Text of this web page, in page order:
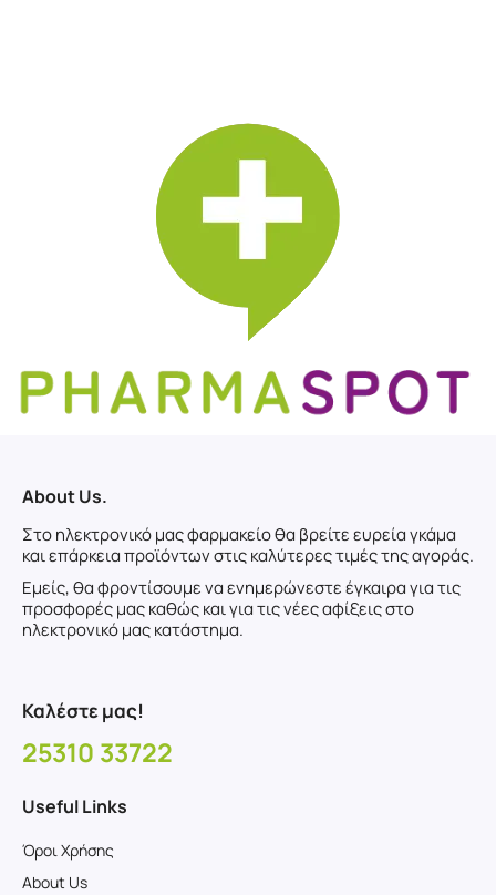
About Us.
Στο ηλεκτρονικό μας φαρμακείο θα βρείτε ευρεία γκάμα
και επάρκεια προϊόντων στις καλύτερες τιμές της αγοράς.
Εμείς, θα φροντίσουμε να ενημερώνεστε έγκαιρα για τις
προσφορές μας καθώς και για τις νέες αφίξεις στο
ηλεκτρονικό μας κατάστημα.
Καλέστε μας!
25310 33722
Useful Links
Όροι Χρήσης
About Us